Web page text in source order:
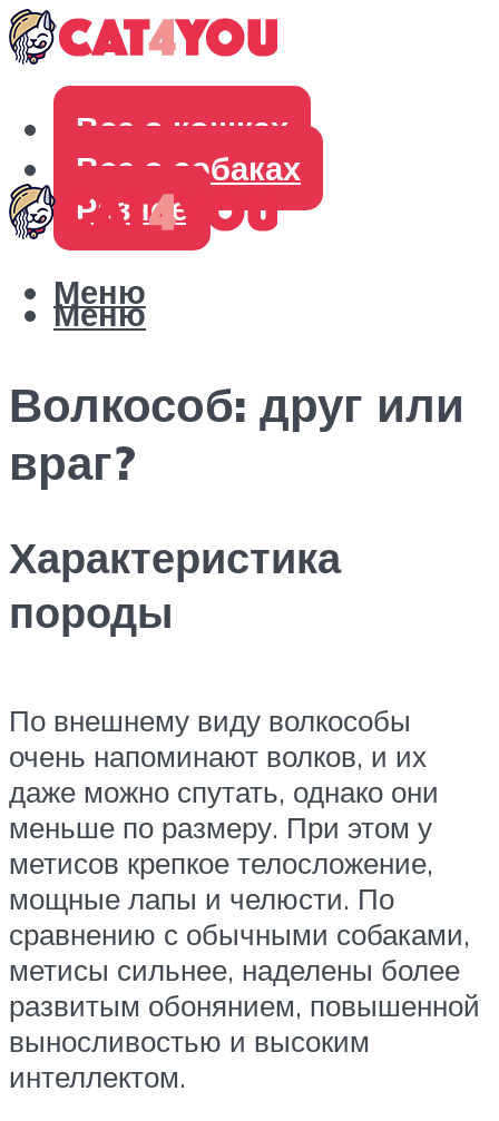
Все о кошках
Все о собаках
Разное
Меню
Меню
Волкособ: друг или
враг?
Характеристика
породы
По внешнему виду волкособы
очень напоминают волков, и их
даже можно спутать, однако они
меньше по размеру. При этом у
метисов крепкое телосложение,
мощные лапы и челюсти. По
сравнению с обычными собаками,
метисы сильнее, наделены более
развитым обонянием, повышенной
выносливостью и высоким
интеллектом.